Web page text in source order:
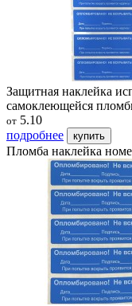
Защитная наклейка
самоклеющейся
от 5.10
подробнее
купить
Пломба наклейка